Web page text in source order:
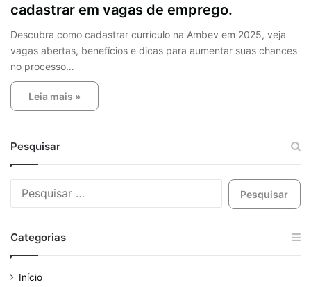
cadastrar em vagas de emprego.
Descubra como cadastrar currículo na Ambev em 2025, veja
vagas abertas, benefícios e dicas para aumentar suas chances
no processo…
Leia mais »
Pesquisar
Categorias
Início